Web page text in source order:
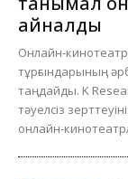
айналды
Онлайн-
тұрғындарының
таңдайды. K
тәуелсіз
онлайн-